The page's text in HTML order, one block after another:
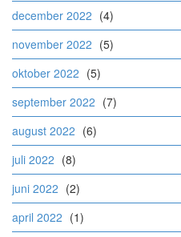
december 2022 (4)
november 2022 (5)
oktober 2022 (5)
september 2022 (7)
august 2022 (6)
juli 2022 (8)
juni 2022 (2)
april 2022 (1)